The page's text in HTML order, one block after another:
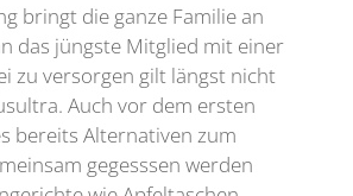
bringt die ganze Familie an
das jüngste Mitglied mit einer
zu versorgen gilt längst nicht
Auch vor dem ersten
bereits Alternativen zum
gegesssen werden